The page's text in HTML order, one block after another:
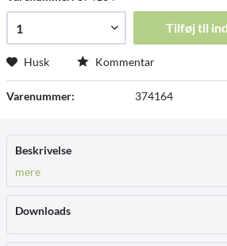
Tilføj til
Husk Kommentar
Varenummer: 374164
Beskrivelse
mere
Downloads